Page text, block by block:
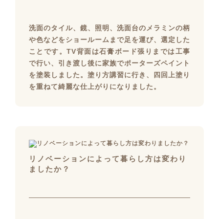
洗面のタイル、鏡、照明、洗面台のメラミンの柄
や色などをショールームまで足を運び、選定した
ことです。TV背面は石膏ボード張りまでは工事
で行い、引き渡し後に家族でポーターズペイント
を塗装しました。塗り方講習に行き、四回上塗り
を重ねて綺麗な仕上がりになりました。
リノベーションによって暮らし方は変わり
ましたか？